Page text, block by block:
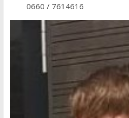
0660 / 7614616